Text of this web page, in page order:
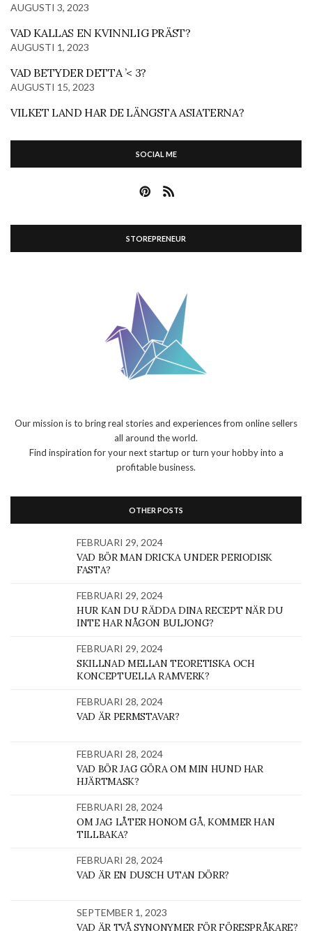
AUGUSTI 3, 2023
VAD KALLAS EN KVINNLIG PRÄST?
AUGUSTI 1, 2023
VAD BETYDER DETTA ’< 3?
AUGUSTI 15, 2023
VILKET LAND HAR DE LÄNGSTA ASIATERNA?
SOCIAL ME
STOREPRENEUR
Our mission is to bring real stories and experiences from online sellers
all around the world.
Find inspiration for your next startup or turn your hobby into a
profitable business.
OTHER POSTS
FEBRUARI 29, 2024
VAD BÖR MAN DRICKA UNDER PERIODISK
FASTA?
FEBRUARI 29, 2024
HUR KAN DU RÄDDA DINA RECEPT NÄR DU
INTE HAR NÅGON BULJONG?
FEBRUARI 29, 2024
SKILLNAD MELLAN TEORETISKA OCH
KONCEPTUELLA RAMVERK?
FEBRUARI 28, 2024
VAD ÄR PERMSTAVAR?
FEBRUARI 28, 2024
VAD BÖR JAG GÖRA OM MIN HUND HAR
HJÄRTMASK?
FEBRUARI 28, 2024
OM JAG LÅTER HONOM GÅ, KOMMER HAN
TILLBAKA?
FEBRUARI 28, 2024
VAD ÄR EN DUSCH UTAN DÖRR?
SEPTEMBER 1, 2023
VAD ÄR TVÅ SYNONYMER FÖR FÖRESPRÅKARE?